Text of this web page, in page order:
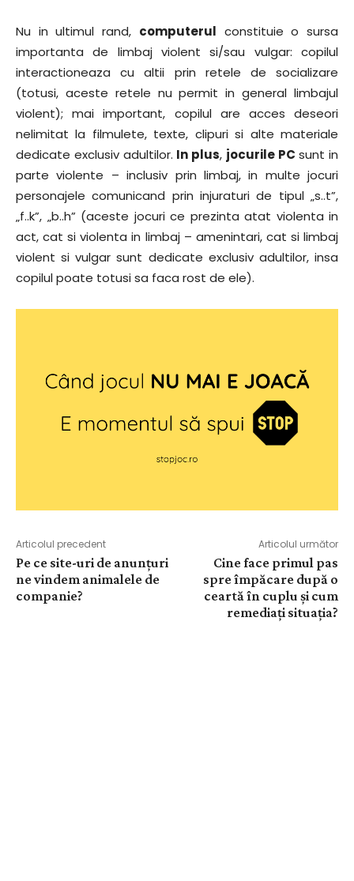
Nu in ultimul rand, computerul constituie o sursa
importanta de limbaj violent si/sau vulgar: copilul
interactioneaza cu altii prin retele de socializare
(totusi, aceste retele nu permit in general limbajul
violent); mai important, copilul are acces deseori
nelimitat la filmulete, texte, clipuri si alte materiale
dedicate exclusiv adultilor. In plus, jocurile PC sunt in
parte violente – inclusiv prin limbaj, in multe jocuri
personajele comunicand prin injuraturi de tipul „s..t”,
„f..k”, „b..h” (aceste jocuri ce prezinta atat violenta in
act, cat si violenta in limbaj – amenintari, cat si limbaj
violent si vulgar sunt dedicate exclusiv adultilor, insa
copilul poate totusi sa faca rost de ele).
Articolul precedent
Pe ce site-uri de anunțuri
ne vindem animalele de
companie?
Articolul următor
Cine face primul pas
spre împăcare după o
ceartă în cuplu și cum
remediați situația?